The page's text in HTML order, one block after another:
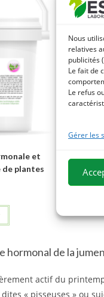
Nous
relatives
publicités
Le fait de
Le refus
Gérer les
et
plantes
hormonal de la
actif du
« pisseuses » ou